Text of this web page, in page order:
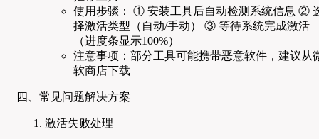
使用步骤： ① 安装工具后自动检测系统信息 ②
择激活类型（自动/手动） ③ 等待系统完成激活
（进度条显示100%）
注意事项：部分工具可能携带恶意软件，建议从
软商店下载
四、常见问题解决方案
激活失败处理